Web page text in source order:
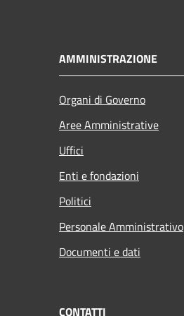
AMMINISTRAZIONE
Organi di Governo
Aree Amministrative
Uffici
Enti e fondazioni
Politici
Personale Amministrativo
Documenti e dati
CONTATTI